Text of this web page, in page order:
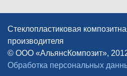
Стеклопластиковая
производителя
© ООО «АльянсКомпозит»,
Обработка персональных